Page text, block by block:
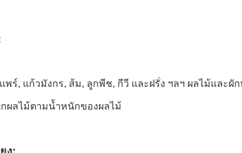
ร์, แก้วมังกร, ส้ม, ลูกพีช, กีวี และฝรั่ง ฯลฯ ผลไม้และผั
ผลไม้ตามน้ำหนักของผลไม้